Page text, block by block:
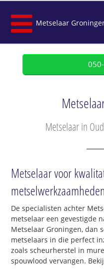
Metselaar
Metselaar in
Metselaar voor
metselwerkzaamheden
De specialisten achter
metselaar een gevestigde
Metselaar Groningen, dan
metselaars in die perfect
zoals scheurherstel in
spouwlood vervangen.